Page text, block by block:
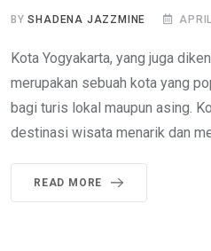
BYSHADENA JAZZMINE
Kota Yogyakarta, yang juga
merupakan sebuah kota yang
bagi turis lokal maupun asing.
destinasi wisata menarik dan
READ MORE